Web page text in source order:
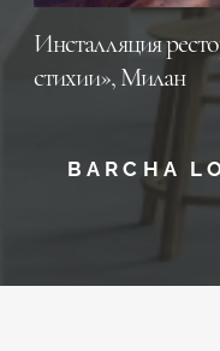
Инсталляция
стихии», Милан
BARCHA